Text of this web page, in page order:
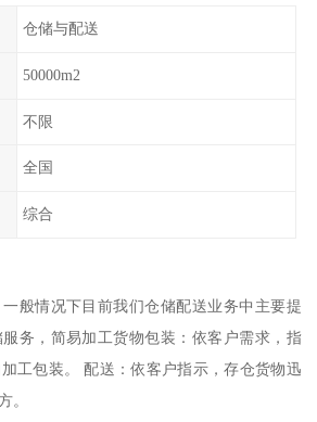
仓储与配送
50000m2
不限
全国
综合
般情况下目前我们仓储配送业务中主要提
务，简易加工货物包装：依客户需求，指
工包装。 配送：依客户指示，存仓货物迅
。